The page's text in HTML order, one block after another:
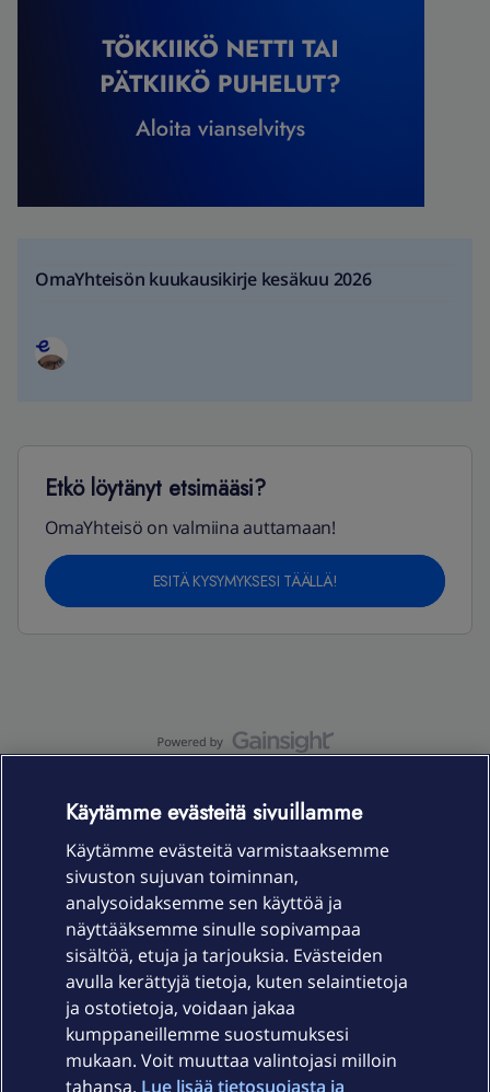
OmaYhteisön kuukausikirje kesäkuu 2026
Etkö löytänyt etsimääsi?
OmaYhteisö on valmiina auttamaan!
ESITÄ KYSYMYKSESI TÄÄLLÄ!
Laitteet & liittymät
Palvelut
Käytämme evästeitä sivuillamme
Käytämme evästeitä varmistaaksemme
sivuston sujuvan toiminnan,
analysoidaksemme sen käyttöä ja
näyttääksemme sinulle sopivampaa
sisältöä, etuja ja tarjouksia. Evästeiden
avulla kerättyjä tietoja, kuten selaintietoja
ja ostotietoja, voidaan jakaa
kumppaneillemme suostumuksesi
mukaan. Voit muuttaa valintojasi milloin
tahansa. Lue lisää tietosuojasta ja